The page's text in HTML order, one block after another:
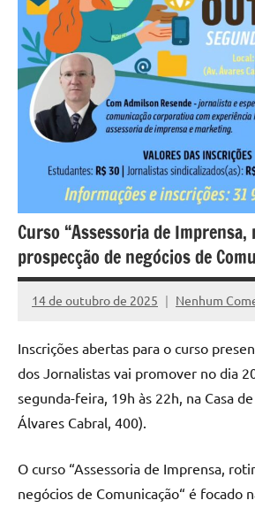
Curso “Assessoria de
prospecção de negócios de
14 de outubro de 2025
Assessoria
Nenhum
Inscrições abertas para o curso
dos Jornalistas vai promover no dia
segunda-feira, 19h às 22h, na Casa
Álvares Cabral, 400).
O curso “Assessoria de Imprensa,
negócios de Comunicação“ é focado